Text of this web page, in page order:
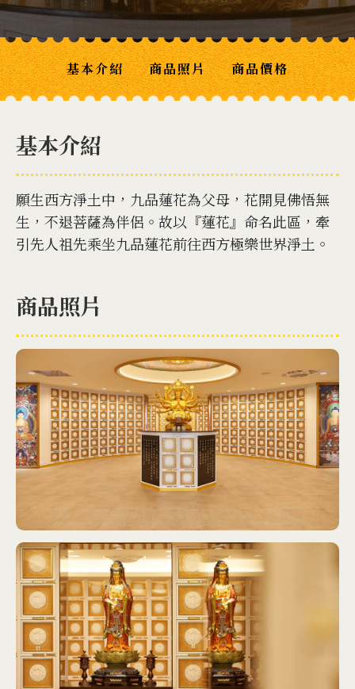
基本介紹 商品照片 商品價格
基本介紹
願生西方淨土中，九品蓮花為父母，花開見佛悟無
生，不退菩薩為伴侶。故以『蓮花』命名此區，牽
引先人祖先乘坐九品蓮花前往西方極樂世界淨土。
商品照片